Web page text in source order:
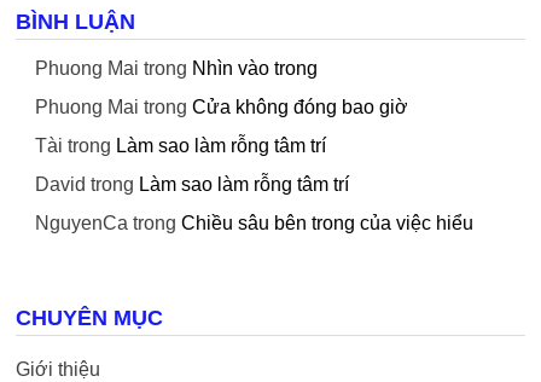
BÌNH LUẬN
Phuong Mai trong Nhìn vào trong
Phuong Mai trong Cửa không đóng bao giờ
Tài trong Làm sao làm rỗng tâm trí
David trong Làm sao làm rỗng tâm trí
NguyenCa trong Chiều sâu bên trong của việc hiểu
CHUYÊN MỤC
Giới thiệu